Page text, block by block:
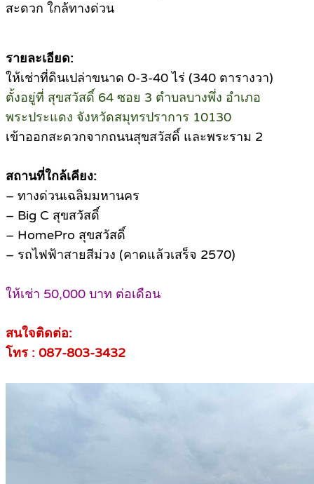
สะดวก ใกล้ทางด่วน
รายละเอียด:
ให้เช่าที่ดินเปล่าขนาด 0-3-40 ไร่ (340 ตารางวา)
ตั้งอยู่ที่ สุขสวัสดิ์ 64 ซอย 3 ตำบลบางพึ่ง อำเภอ
พระประแดง จังหวัดสมุทรปราการ 10130
เข้าออกสะดวกจากถนนสุขสวัสดิ์ และพระราม 2
สถานที่ใกล้เคียง:
– ทางด่วนเฉลิมมหานคร
– Big C สุขสวัสดิ์
– HomePro สุขสวัสดิ์
– รถไฟฟ้าสายสีม่วง (คาดแล้วเสร็จ 2570)
ให้เช่า 50,000 บาท ต่อเดือน
สนใจติดต่อ:
โทร : 087-803-3432